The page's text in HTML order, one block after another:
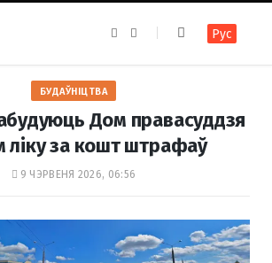
e
k
t
a
m
Рус
БУДАЎНІЦТВА
Дом правасуддзя
ліку за кошт штрафаў
9 ЧЭРВЕНЯ 2026, 06:56